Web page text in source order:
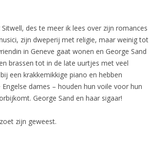
des te meer ik lees over zijn romances
zijn dweperij met religie, maar weinig tot
in Geneve gaat wonen en George Sand
brassen tot in de late uurtjes met veel
een krakkemikkige piano en hebben
dames – houden hun voile voor hun
George Sand en haar sigaar!
zijn geweest.